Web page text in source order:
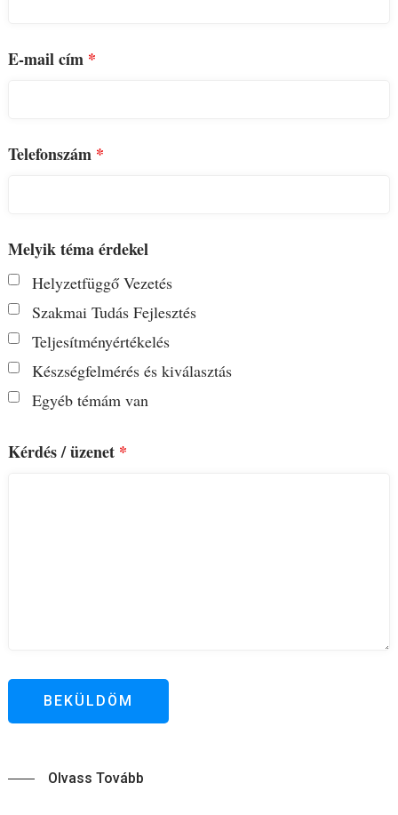
E-mail cím *
Telefonszám *
Melyik téma érdekel
Helyzetfüggő Vezetés
Szakmai Tudás Fejlesztés
Teljesítményértékelés
Készségfelmérés és kiválasztás
Egyéb témám van
Kérdés / üzenet *
Olvass Tovább